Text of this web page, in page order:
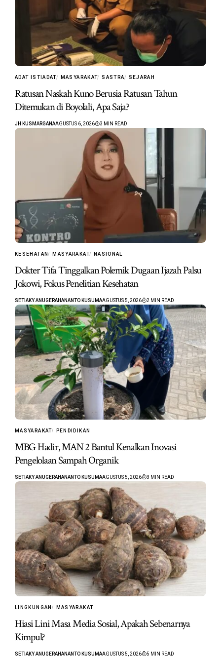
ADAT ISTIADAT MASYARAKAT SASTRA SEJARAH
Ratusan Naskah Kuno Berusia Ratusan Tahun
Ditemukan di Boyolali, Apa Saja?
JH KUSMARGANAAGUSTUS 6, 2026 3 MIN READ
KESEHATAN MASYARAKAT NASIONAL
Dokter Tifa Tinggalkan Polemik Dugaan Ijazah Palsu
Jokowi, Fokus Penelitian Kesehatan
SETIAKY ANUGERAHANANTO KUSUMAAGUSTUS 5, 2026 2 MIN READ
MASYARAKAT PENDIDIKAN
MBG Hadir, MAN 2 Bantul Kenalkan Inovasi
Pengelolaan Sampah Organik
SETIAKY ANUGERAHANANTO KUSUMAAGUSTUS 5, 2026 3 MIN READ
LINGKUNGAN MASYARAKAT
Hiasi Lini Masa Media Sosial, Apakah Sebenarnya
Kimpul?
SETIAKY ANUGERAHANANTO KUSUMAAGUSTUS 5, 2026 5 MIN READ